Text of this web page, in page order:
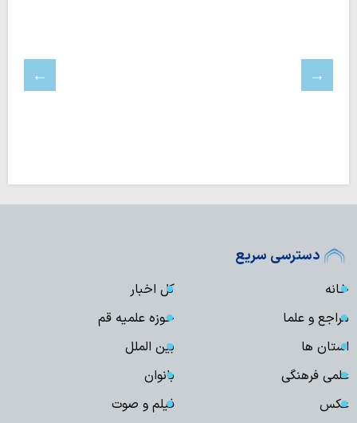
دسترسی سریع
خانه
کل اخبار
مراجع و علما
حوزه علمیه قم
استان ها
بین الملل
علمی فرهنگی
بانوان
عکس
فیلم و صوت